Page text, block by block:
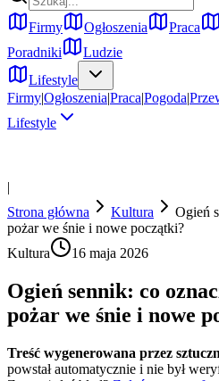
Firmy Ogłoszenia Praca
Poradniki
Ludzie
Lifestyle
Firmy|Ogłoszenia|Praca|Pogoda|
Lifestyle
|
Strona główna
Kultura
Ogień
pożar we śnie i nowe początki?
Kultura
16 maja 2026
Ogień sennik: co
pożar we śnie i nowe
Treść wygenerowana przez
powstał automatycznie i nie był